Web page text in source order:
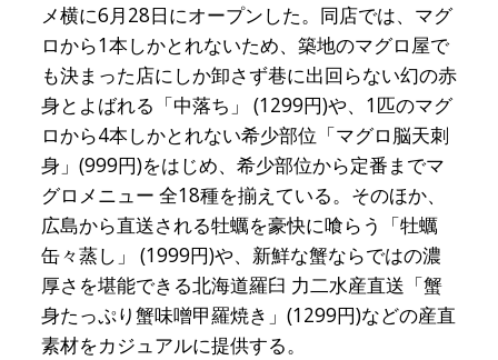
メ横に6月28日にオープンした。同店では、マグ
ロから1本しかとれないため、築地のマグロ屋で
も決まった店にしか卸さず巷に出回らない幻の赤
身とよばれる「中落ち」 (1299円)や、1匹のマグ
ロから4本しかとれない希少部位「マグロ脳天刺
身」(999円)をはじめ、希少部位から定番までマ
グロメニュー 全18種を揃えている。そのほか、
広島から直送される牡蠣を豪快に喰らう「牡蠣
缶々蒸し」 (1999円)や、新鮮な蟹ならではの濃
厚さを堪能できる北海道羅臼 力二水産直送「蟹
身たっぷり蟹味噌甲羅焼き」(1299円)などの産直
素材をカジュアルに提供する。